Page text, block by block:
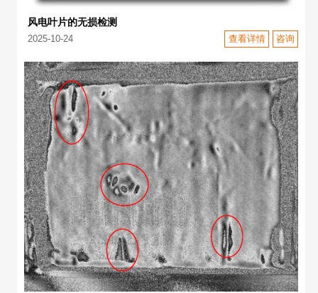
风电叶片的无损检测
2025-10-24 查看详情 咨询